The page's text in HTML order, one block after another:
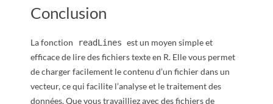
Conclusion
La fonction readLines est un moyen simple et
efficace de lire des fichiers texte en R. Elle vous permet
de charger facilement le contenu d’un fichier dans un
vecteur, ce qui facilite l’analyse et le traitement des
données. Que vous travailliez avec des fichiers de